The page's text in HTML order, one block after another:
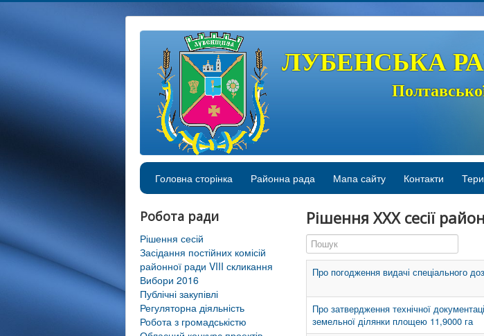
ЛУБЕНСЬКА
Головна сторінка Районна рада Мапа сайту Контакти
Робота ради
Рішення сесій
Засідання постійних комісій
районної ради VIII скликання
Вибори 2016
Публічні закупівлі
Регуляторна діяльність
Робота з громадськістю
Рішення XXX сесії
Пошук
Про погодження видачі спеціального
Про затвердження технічної
земельної ділянки площею 11,9000 га